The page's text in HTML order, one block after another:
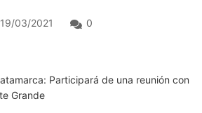
19/03/2021
0